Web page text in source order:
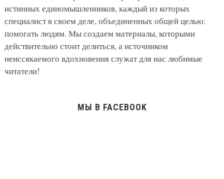
истинных единомышленников, каждый из которых
специалист в своем деле, объединенных общей целью:
помогать людям. Мы создаем материалы, которыми
действительно стоит делиться, а источником
неиссякаемого вдохновения служат для нас любимые
читатели!
МЫ В FACEBOOK